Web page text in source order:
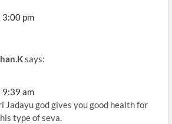
3:00 pm
says:
9:39 am
Jadayu god gives you good health for
type of seva.